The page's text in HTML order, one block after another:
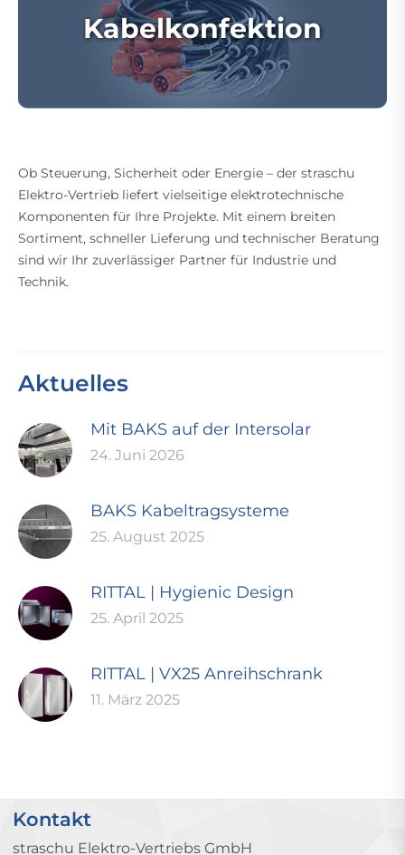
Kabelkonfektion
Ob Steuerung, Sicherheit oder Energie – der straschu
Elektro-Vertrieb liefert vielseitige elektrotechnische
Komponenten für Ihre Projekte. Mit einem breiten
Sortiment, schneller Lieferung und technischer Beratung
sind wir Ihr zuverlässiger Partner für Industrie und
Technik.
Aktuelles
Mit BAKS auf der Intersolar
24. Juni 2026
BAKS Kabeltragsysteme
25. August 2025
RITTAL | Hygienic Design
25. April 2025
RITTAL | VX25 Anreihschrank
11. März 2025
Kontakt
straschu Elektro-Vertriebs GmbH